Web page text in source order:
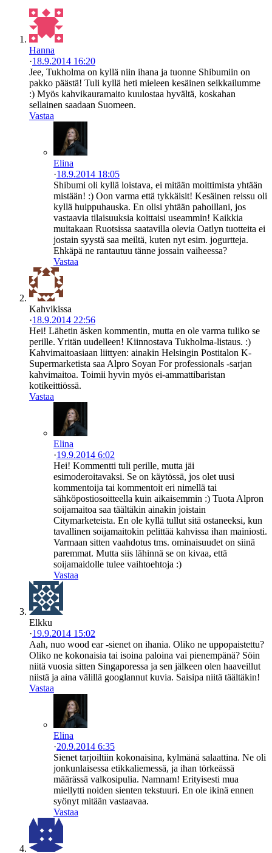
Hanna
·18.9.2014 16:20
Jee, Tukholma on kyllä niin ihana ja tuonne Shibumiin on
pakko päästä! Tuli kyllä heti mieleen kesäinen seikkailumme
:) Myös kahvikauramaito kuulostaa hyvältä, koskahan
sellainen saadaan Suomeen.
Vastaa
Elina
·18.9.2014 18:05
Shibumi oli kyllä loistava, ei mitään moittimista yhtään
mistään! :) Oon varma että tykkäisit! Kesäinen reissu oli
kyllä huippuhauska. En olisi yhtään pahoillani, jos
vastaavia tilaisuuksia koittaisi useammin! Kaikkia
muitakaan Ruotsissa saatavilla olevia Oatlyn tuotteita ei
jostain syystä saa meiltä, kuten nyt esim. jogurtteja.
Ehkäpä ne rantautuu tänne jossain vaiheessa?
Vastaa
Kahvikissa
·18.9.2014 22:56
Hei! Lähetin äsken kommentin, mutta en ole varma tuliko se
perille. Yritän uudelleen! Kiinnostava Tukholma-listaus. :)
Kahvimaitoasiaan liittyen: ainakin Helsingin Postitalon K-
Supermarketista saa Alpro Soyan For professionals -sarjan
kahvimaitoa. Toimii hyvin myös ei-ammattibaristan
kotikeittiössä.
Vastaa
Elina
·19.9.2014 6:02
Hei! Kommentti tuli perille, mutta jäi
esimoderoitavaksi. Se on käytössä, jos olet uusi
kommentoija tai kommentoit eri nimellä tai
sähköpostiosoitteella kuin aikaisemmin :) Tuota Alpron
soijamaitoa saa täältäkin ainakin joistain
Citymarketeista. En ole kyllä tullut sitä ostaneeksi, kun
tavallinen soijamaitokin pelittää kahvissa ihan mainiosti.
Varmaan sitten vaahdotus tms. ominaisuudet on siinä
paremmat. Mutta siis lähinnä se on kivaa, että
soijamaidolle tulee vaihtoehtoja :)
Vastaa
Elkku
·19.9.2014 15:02
Aah, nuo wood ear -sienet on ihania. Oliko ne uppopaistettu?
Oliko ne kokonaisia tai isoina paloina vai pienempänä? Söin
niitä vuosia sitten Singaporessa ja sen jälkeen olen haaveillut
niistä ja aina välillä googlannut kuvia. Saisipa niitä täältäkin!
Vastaa
Elina
·20.9.2014 6:35
Sienet tarjoiltiin kokonaisina, kylmänä salaattina. Ne oli
jonkunlaisessa etikkaliemessä, ja ihan törkeässä
määrässä valkosipulia. Namnam! Erityisesti mua
miellytti noiden sienten tekstuuri. En ole ikinä ennen
syönyt mitään vastaavaa.
Vastaa